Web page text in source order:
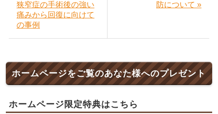
狭窄症の手術後の強い
痛みから回復に向けて
の事例
防について »
ホームページをご覧のあなた様へのプレゼント
ホームページ限定特典はこちら